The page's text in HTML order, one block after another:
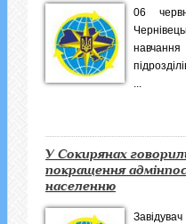
06
навчання
...
У Сокирянах
покращення
населенню